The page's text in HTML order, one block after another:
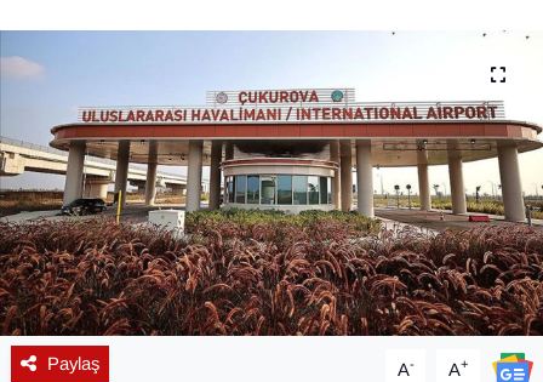
Paylaş A- A+
DÜNYA
EĞİTİM
EKONOMİ
Eleman
Emlak